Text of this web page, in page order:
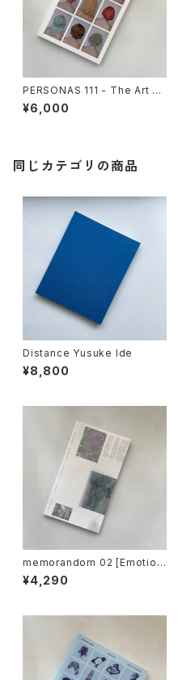
PERSONAS 111 - The Art of
Wig Making 2017-2020 : T
omihiro Kono
¥6,000
同じカテゴリの商品
Distance Yusuke Ide
¥8,800
memorandom 02 [Emotion
al Particles] :Sayaka Maruy
ama
¥4,290